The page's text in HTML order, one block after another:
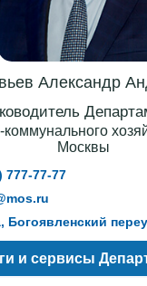
Александр
Москвы
777-77-77
Богоявленский
и сервисы